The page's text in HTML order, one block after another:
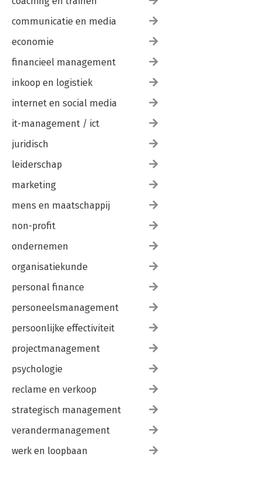
communicatie en media
economie
financieel management
inkoop en logistiek
internet en social media
it-management / ict
juridisch
leiderschap
marketing
mens en maatschappij
non-profit
ondernemen
organisatiekunde
personal finance
personeelsmanagement
persoonlijke effectiviteit
projectmanagement
psychologie
reclame en verkoop
strategisch management
verandermanagement
werk en loopbaan